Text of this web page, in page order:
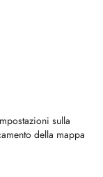
sulla
della mappa